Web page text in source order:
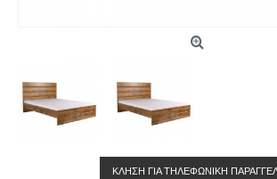
ΚΛΉΣΗ ΓΙΑ ΤΗΛΕΦΩΝΙΚΉ